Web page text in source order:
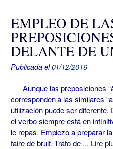
EMPLEO DE
DELANTE DE
Publicada el01/12/2016
Aunque las preposiciones
corresponden a las similares
utilización puede ser diferente.
el verbo siempre está en
le repas. Empiezo a preparar
faire de bruit. Trato de ... Lire